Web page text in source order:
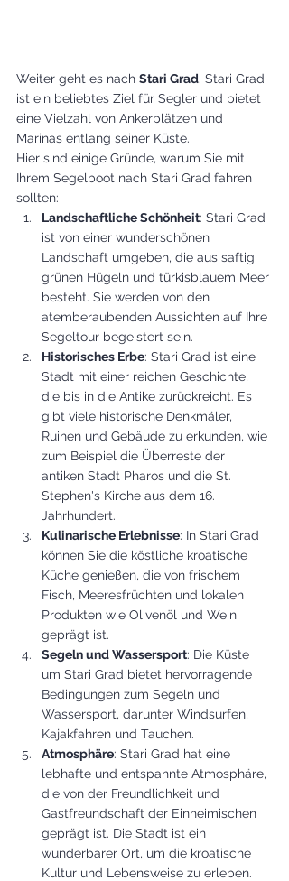
Weiter geht es nach Stari Grad. Stari Grad
ist ein beliebtes Ziel für Segler und bietet
eine Vielzahl von Ankerplätzen und
Marinas entlang seiner Küste.
Hier sind einige Gründe, warum Sie mit
Ihrem Segelboot nach Stari Grad fahren
sollten:
Landschaftliche Schönheit: Stari Grad
ist von einer wunderschönen
Landschaft umgeben, die aus saftig
grünen Hügeln und türkisblauem Meer
besteht. Sie werden von den
atemberaubenden Aussichten auf Ihre
Segeltour begeistert sein.
Historisches Erbe: Stari Grad ist eine
Stadt mit einer reichen Geschichte,
die bis in die Antike zurückreicht. Es
gibt viele historische Denkmäler,
Ruinen und Gebäude zu erkunden, wie
zum Beispiel die Überreste der
antiken Stadt Pharos und die St.
Stephen's Kirche aus dem 16.
Jahrhundert.
Kulinarische Erlebnisse: In Stari Grad
können Sie die köstliche kroatische
Küche genießen, die von frischem
Fisch, Meeresfrüchten und lokalen
Produkten wie Olivenöl und Wein
geprägt ist.
Segeln und Wassersport: Die Küste
um Stari Grad bietet hervorragende
Bedingungen zum Segeln und
Wassersport, darunter Windsurfen,
Kajakfahren und Tauchen.
Atmosphäre: Stari Grad hat eine
lebhafte und entspannte Atmosphäre,
die von der Freundlichkeit und
Gastfreundschaft der Einheimischen
geprägt ist. Die Stadt ist ein
wunderbarer Ort, um die kroatische
Kultur und Lebensweise zu erleben.